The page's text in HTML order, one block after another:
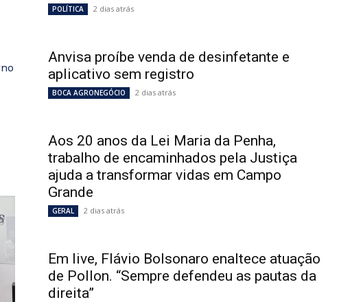
POLÍTICA 2 dias atrás
Anvisa proíbe venda de desinfetante e
aplicativo sem registro
BOCA AGRONEGÓCIO 2 dias atrás
Aos 20 anos da Lei Maria da Penha,
trabalho de encaminhados pela Justiça
ajuda a transformar vidas em Campo
Grande
GERAL 2 dias atrás
Em live, Flávio Bolsonaro enaltece atuação
de Pollon. “Sempre defendeu as pautas da
direita”